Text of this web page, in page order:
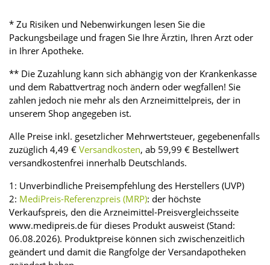
* Zu Risiken und Nebenwirkungen lesen Sie die
Packungsbeilage und fragen Sie Ihre Ärztin, Ihren Arzt oder
in Ihrer Apotheke.
** Die Zuzahlung kann sich abhängig von der Krankenkasse
und dem Rabattvertrag noch ändern oder wegfallen! Sie
zahlen jedoch nie mehr als den Arzneimittelpreis, der in
unserem Shop angegeben ist.
Alle Preise inkl. gesetzlicher Mehrwertsteuer, gegebenenfalls
zuzüglich 4,49 € Versandkosten, ab 59,99 € Bestellwert
versandkostenfrei innerhalb Deutschlands.
1: Unverbindliche Preisempfehlung des Herstellers (UVP)
2: MediPreis-Referenzpreis (MRP): der höchste
Verkaufspreis, den die Arzneimittel-Preisvergleichsseite
www.medipreis.de für dieses Produkt ausweist (Stand:
06.08.2026). Produktpreise können sich zwischenzeitlich
geändert und damit die Rangfolge der Versandapotheken